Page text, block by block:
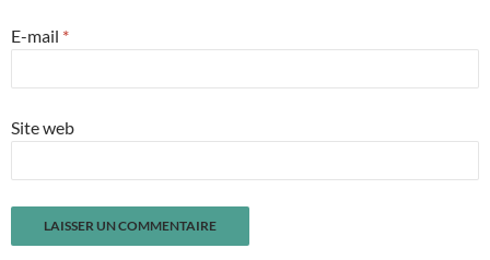
E-mail *
Site web